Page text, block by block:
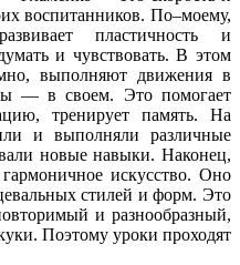
воспитанников. По–моему,
пластичность и
и чувствовать. В этом
выполняют движения в
— в своем. Это помогает
тренирует память. На
и выполняли различные
новые навыки. Наконец,
искусство. Оно
стилей и форм. Это
и разнообразный,
Поэтому уроки проходят